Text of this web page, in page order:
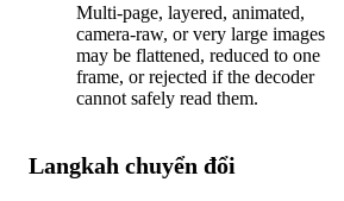
Multi-page, layered, animated,
camera-raw, or very large images
may be flattened, reduced to one
frame, or rejected if the decoder
cannot safely read them.
Langkah chuyển đổi